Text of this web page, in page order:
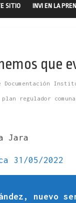
SITIO INVI EN LA
que
Documentación
plan regulador
Jara
31/05/2022
nuevo